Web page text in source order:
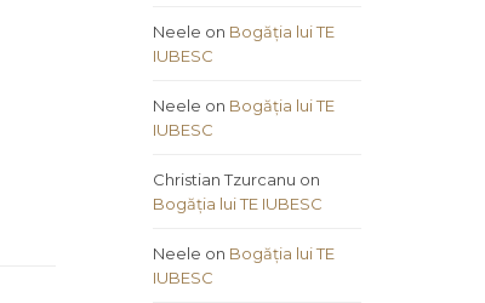
Neele on Bogăția lui TE
IUBESC
Neele on Bogăția lui TE
IUBESC
Christian Tzurcanu on
Bogăția lui TE IUBESC
Neele on Bogăția lui TE
IUBESC